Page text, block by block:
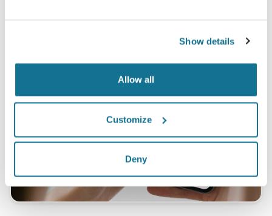
Show details
Allow all
Customize
Deny